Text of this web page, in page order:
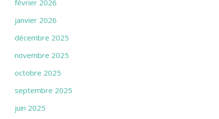
février 2026
janvier 2026
décembre 2025
novembre 2025
octobre 2025
septembre 2025
juin 2025